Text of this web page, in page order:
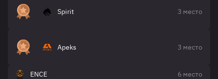
Spirit 3 место
Apeks 3 место
ENCE 6 место